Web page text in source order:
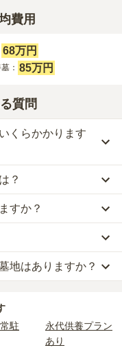
費用
68万円
： 85万円
質問
くらかかります
が約221万円、樹木葬が
が約85万円です。
地代）」と「墓石代」の
静岡
かる場合があります。
に行う儀式のための費
？
沼上霊園 で、8
方のご遺骨と一緒に埋葬
イプです。個別のお墓に
いため、費用が安く設定
度です。
、価格の安い順で並び替
すか？
園が
れにあたります。
たって応募資格が設けら
市区町村に一定年数以
きないことも多いた
覧ください。
地はありますか？
ご覧ください。
駐
永代供養プラン
あり